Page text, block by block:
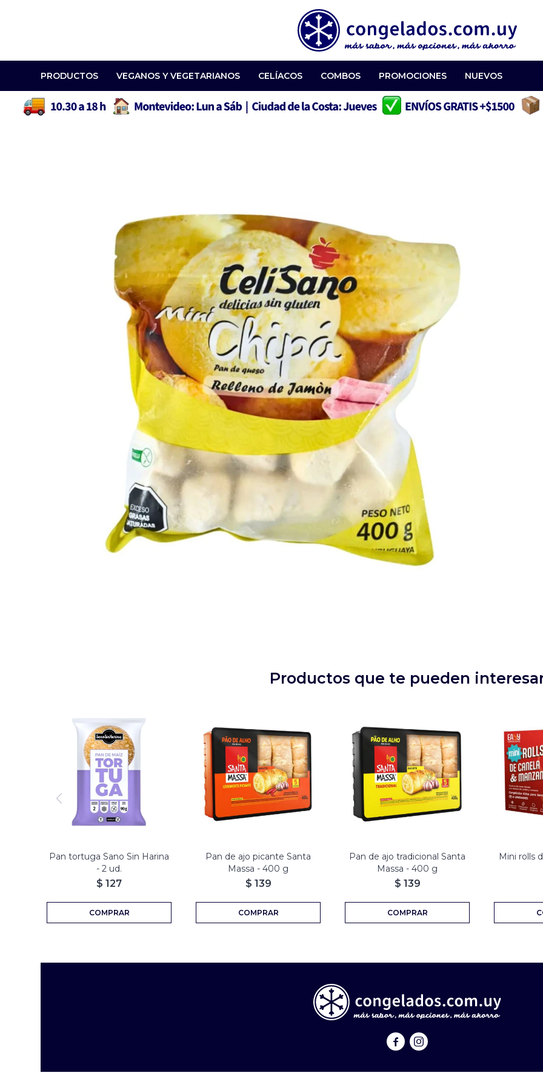
PRODUCTOS VEGANOS Y VEGETARIANOS CELÍACOS COMBOS PROMOCIONES NUEVOS
Productos que te pueden
Pan tortuga Sano Sin Harina
- 2 ud.
$ 127
Pan de ajo picante Santa
Massa - 400 g
$ 139
Pan de ajo tradicional Santa
Massa - 400 g
$ 139
Mini rolls
 